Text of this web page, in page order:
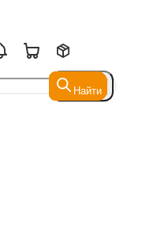
Найти
Найти